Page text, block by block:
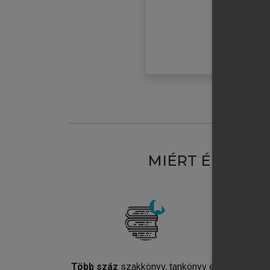
MIÉRT
Több száz szakkönyv, tankönyv és